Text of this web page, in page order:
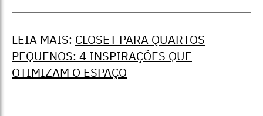
LEIA MAIS: CLOSET PARA QUARTOS
PEQUENOS: 4 INSPIRAÇÕES QUE
OTIMIZAM O ESPAÇO